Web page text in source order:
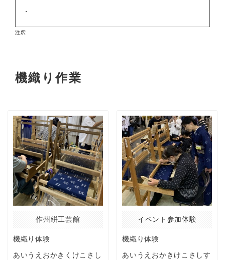
・
注釈
機織り作業
作州絣工芸館
機織り体験
あいうえおかきくけこさし
イベント参加体験
機織り体験
あいうえおかきけこさしす